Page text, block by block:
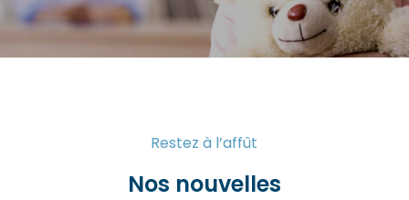
Restez à l’affût
Nos nouvelles